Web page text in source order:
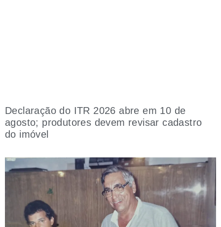
Declaração do ITR 2026 abre em 10 de
agosto; produtores devem revisar cadastro
do imóvel